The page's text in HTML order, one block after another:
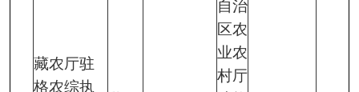
藏农厅驻
格农综执
自治
区农
业农
村厅